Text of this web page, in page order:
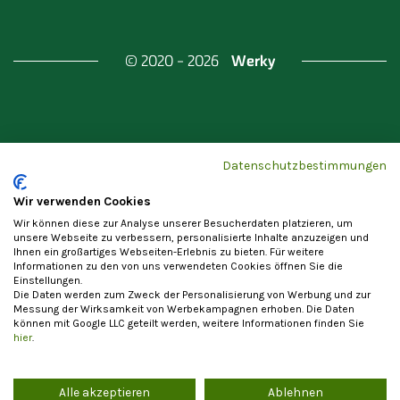
© 2020 - 2026 Werky
Datenschutzerklärung
Cookie-Einstellungen
Allgemeine Nutzungsbedingungen
Impressum
Vertrag widerrufen
Die Registrierung als Anbieter von Waren und Leistungen steht
Datenschutzbestimmungen
Wir verwenden Cookies
Wir können diese zur Analyse unserer Besucherdaten platzieren, um
unsere Webseite zu verbessern, personalisierte Inhalte anzuzeigen und
Ihnen ein großartiges Webseiten-Erlebnis zu bieten. Für weitere
Informationen zu den von uns verwendeten Cookies öffnen Sie die
Einstellungen.
Die Daten werden zum Zweck der Personalisierung von Werbung und zur
Messung der Wirksamkeit von Werbekampagnen erhoben. Die Daten
können mit Google LLC geteilt werden, weitere Informationen finden Sie
hier.
Alle akzeptieren Ablehnen